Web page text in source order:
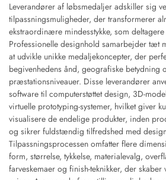
Leverandører af løbsmedaljer adskiller sig
tilpassningsmuligheder, der transformerer
ekstraordinære mindesstykke, som
Professionelle designhold samarbejder tæt
at udvikle unikke medaljekoncepter, der
begivenhedens ånd, geografiske betydning
præstationsniveauer. Disse leverandører
software til computerstøttet design, 3D-
virtuelle prototyping-systemer, hvilket giver
visualisere de endelige produkter, inden
og sikrer fuldstændig tilfredshed med
Tilpassningsprocessen omfatter flere
form, størrelse, tykkelse, materialevalg,
farveskemaer og finish-teknikker, der